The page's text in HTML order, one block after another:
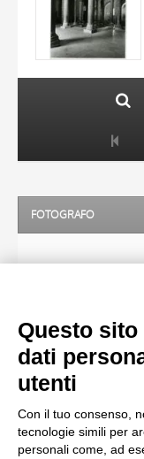
FOTOGRAFO
TITOLO
MATERIA E TECNICA
Questo
dati
utenti
Con il tuo consenso,
tecnologie simili per
personali come, ad